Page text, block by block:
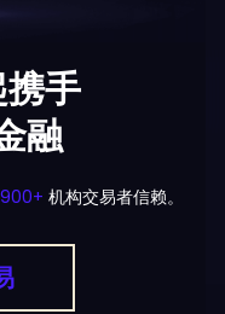
手
融
900+ 机构交易者信赖。